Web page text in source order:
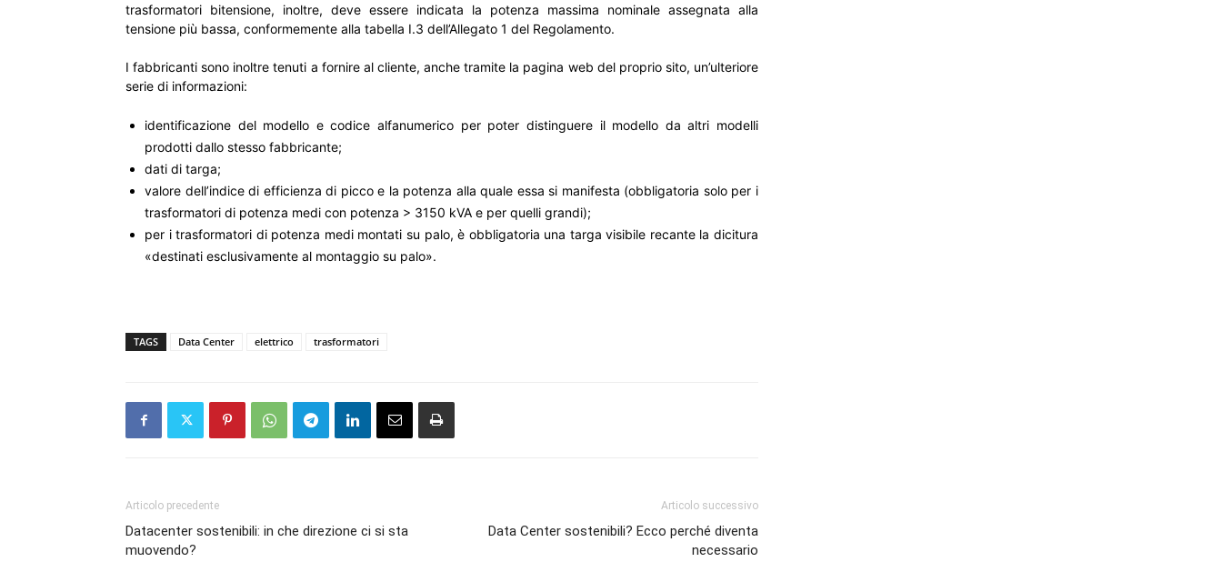
trasformatori bitensione, inoltre, deve essere indicata la potenza massima nominale assegnata alla
tensione più bassa, conformemente alla tabella I.3 dell’Allegato 1 del Regolamento.
I fabbricanti sono inoltre tenuti a fornire al cliente, anche tramite la pagina web del proprio sito, un’ulteriore
serie di informazioni:
identificazione del modello e codice alfanumerico per poter distinguere il modello da altri modelli
prodotti dallo stesso fabbricante;
dati di targa;
valore dell’indice di efficienza di picco e la potenza alla quale essa si manifesta (obbligatoria solo per i
trasformatori di potenza medi con potenza > 3150 kVA e per quelli grandi);
per i trasformatori di potenza medi montati su palo, è obbligatoria una targa visibile recante la dicitura
«destinati esclusivamente al montaggio su palo».
TAGS Data Center elettrico trasformatori
Articolo precedente
Datacenter sostenibili: in che direzione ci si sta
muovendo?
Articolo successivo
Data Center sostenibili? Ecco perché diventa
necessario